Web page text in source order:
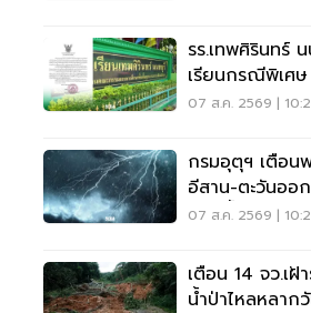
รร.เทพศิรินทร์
เรียนกรณีพิเศ
หลังเหตุกราดยิ
07 ส.ค. 2569 |
กรมอุตุฯ เตือน
อีสาน-ตะวันออ
ระวังน้ำท่วมฉับ
07 ส.ค. 2569 |
เตือน 14 จว.เฝ้
น้ำป่าไหลหลา